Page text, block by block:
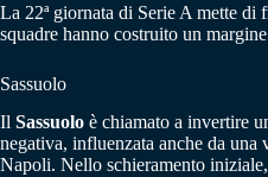
La 22ª giornata di Serie A mette di
squadre hanno costruito un
Sassuolo
Il Sassuolo è chiamato a invertire
negativa, influenzata anche da
Napoli. Nello schieramento